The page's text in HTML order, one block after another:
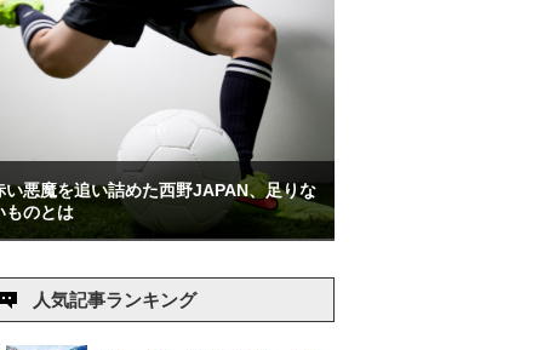
い悪魔を追い詰めた西野JAPAN、足りな
ものとは
人気記事ランキング